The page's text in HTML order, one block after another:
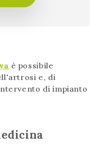
è possibile
e, di
di impianto